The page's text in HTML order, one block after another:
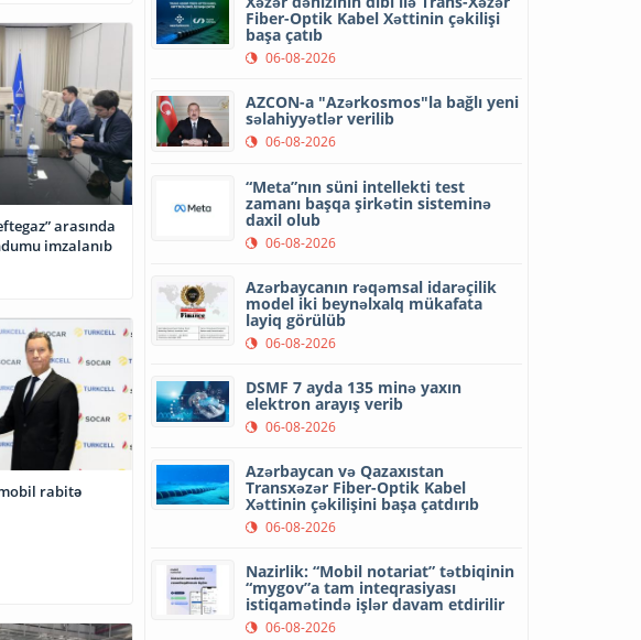
arasında
imzalanıb
rabitə
Fiber-Optik Kabel Xəttinin çəkilişi
başa çatıb
06-08-2026
AZCON-a "Azərkosmos"la bağlı yeni
səlahiyyətlər verilib
06-08-2026
“Meta”nın süni intellekti test
zamanı başqa şirkətin sisteminə
daxil olub
06-08-2026
Azərbaycanın rəqəmsal idarəçilik
model iki beynəlxalq mükafata
layiq görülüb
06-08-2026
DSMF 7 ayda 135 minə yaxın
elektron arayış verib
06-08-2026
Azərbaycan və Qazaxıstan
Transxəzər Fiber-Optik Kabel
Xəttinin çəkilişini başa çatdırıb
06-08-2026
Nazirlik: “Mobil notariat” tətbiqinin
“mygov”a tam inteqrasiyası
istiqamətində işlər davam etdirilir
06-08-2026